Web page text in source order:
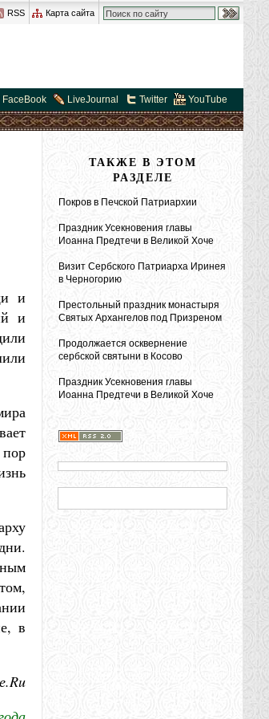
RSS Карта сайта
FaceBook LiveJournal Twitter YouTube
и
и
в
ТАКЖЕ В ЭТОМ
РАЗДЕЛЕ
Покров в Печской Патриархии
Праздник Усекновения главы
Иоанна Предтечи в Великой Хоче
Визит Сербского Патриарха Иринея
в Черногорию
Престольный праздник монастыря
Святых Архангелов под Призреном
Продолжается осквернение
сербской святыни в Косово
Праздник Усекновения главы
Иоанна Предтечи в Великой Хоче